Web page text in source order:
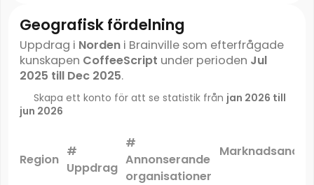
Geografisk fördelning
Uppdrag i Nordeni Brainville som efterfrågade
kunskapen CoffeeScript under perioden Jul
2025 till Dec 2025.
Skapa ett konto för att se statistik från jan 2026 till
jun 2026
Region
#
Uppdrag
#
Annonserande
organisationer
Marknadsandel